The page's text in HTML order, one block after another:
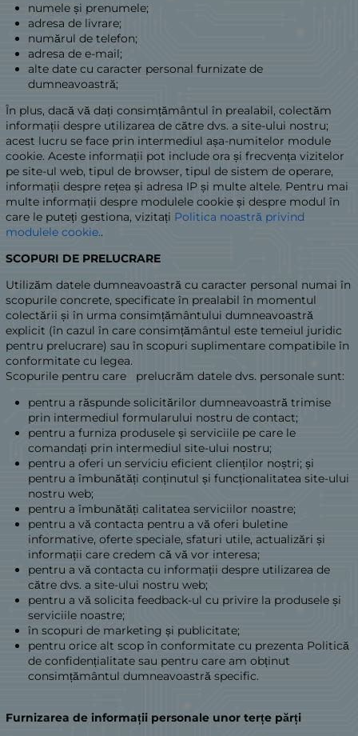
numele și prenumele;
adresa de livrare;
numărul de telefon;
adresa de e-mail;
alte date cu caracter personal furnizate de
dumneavoastră;
În plus, dacă vă dați consimțământul în prealabil, colectăm
informații despre utilizarea de către dvs. a site-ului nostru;
acest lucru se face prin intermediul așa-numitelor module
cookie. Aceste informații pot include ora și frecvența vizitelor
pe site-ul web, tipul de browser, tipul de sistem de operare,
informații despre rețea și adresa IP și multe altele. Pentru mai
multe informații despre modulele cookie și despre modul în
care le puteți gestiona, vizitați Politica noastră privind
modulele cookie..
SCOPURI DE PRELUCRARE
Utilizăm datele dumneavoastră cu caracter personal numai în
scopurile concrete, specificate în prealabil în momentul
colectării și în urma consimțământului dumneavoastră
explicit (în cazul în care consimțământul este temeiul juridic
pentru prelucrare) sau în scopuri suplimentare compatibile în
conformitate cu legea.
Scopurile pentru care prelucrăm datele dvs. personale sunt:
pentru a răspunde solicitărilor dumneavoastră trimise
prin intermediul formularului nostru de contact;
pentru a furniza produsele și serviciile pe care le
comandați prin intermediul site-ului nostru;
pentru a oferi un serviciu eficient clienților noștri; și
pentru a îmbunătăți conținutul și funcționalitatea site-ului
nostru web;
pentru a îmbunătăți calitatea serviciilor noastre;
pentru a vă contacta pentru a vă oferi buletine
informative, oferte speciale, sfaturi utile, actualizări și
informații care credem că vă vor interesa;
pentru a vă contacta cu informații despre utilizarea de
către dvs. a site-ului nostru web;
pentru a vă solicita feedback-ul cu privire la produsele și
serviciile noastre;
în scopuri de marketing și publicitate;
pentru orice alt scop în conformitate cu prezenta Politică
de confidențialitate sau pentru care am obținut
consimțământul dumneavoastră specific.
Furnizarea de informații personale unor terțe părți